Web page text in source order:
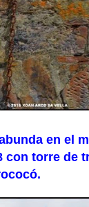
en el
con torre de